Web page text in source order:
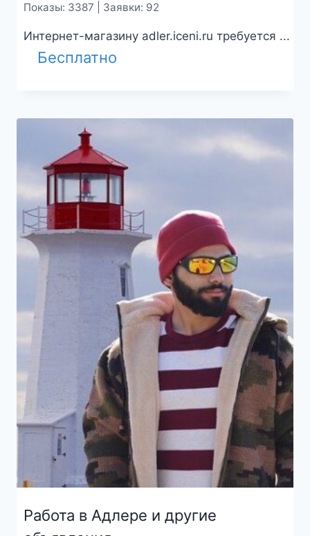
Показы: 3387 | Заявки: 92
Интернет-магазину adler.iceni.ru требуется ...
Бесплатно
Работа в Адлере и другие